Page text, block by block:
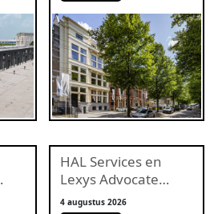
HAL Services en
Lexys Advocaten
huren
4 augustus 2026